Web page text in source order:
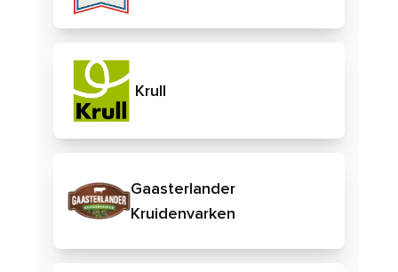
Krull
Gaasterlander
Kruidenvarken